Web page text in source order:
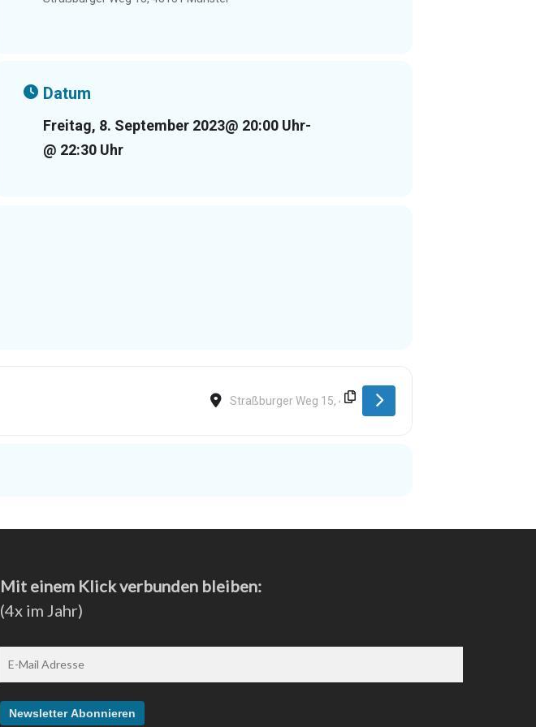
Datum
Freitag, 8. September 2023@ 20:00 Uhr-
@ 22:30 Uhr
Destination Address - Münster [4c4XYqeES]
Mit einem Klick verbunden bleiben:
(4x im Jahr)